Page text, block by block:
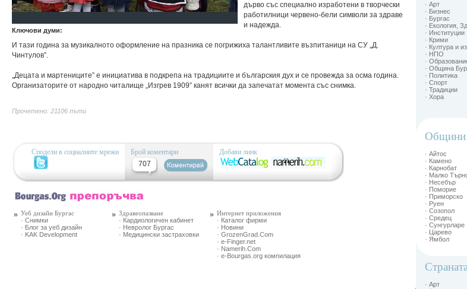
Ключови думи:
дърво със специално изработени в творчески
работилници червено-бели символи за здраве
и надежда.
И тази година за музикалното оформление на празника се погрижиха талантливите възпитаници на СУ „Д.
Чинтулов”.
„Децата и мартениците” е инициатива в подкрепа на традициите и българския дух и се провежда за осма година.
Организаторите от народно читалище „Изгрев 1909” канят всички да запечатат момента със снимка.
Прочетено: 21106 пъти
Сподели в социалните мрежи
Брой коментари
707
Добави линк
Уеб дизайн Бургас
· Снимки
· Блог за уеб дизайн
· KAK Development
Здравеопазване
· Кардиологичен кабинет
· Невролог Бургас
· Медицински застраховки
Интернет приложения
· Каталог фирми
· Новини
· GrozenGrad.Com
· e-Finger.net
· Namerih.Com
· e-Bourgas.org компилация
· Арт
· Бизнес
· Бургас
· Екология,
· Институции
· Крими
· Култура и
· НПО
·
· Община
· Политика
· Спорт
· Традиции
· Хора
Общини
· Айтос
· Камено
· Карнобат
· Малко
· Несебър
· Поморие
· Приморско
· Руен
· Созопол
· Средец
· Сунгурларе
· Царево
· Ямбол
Страната
· Арт